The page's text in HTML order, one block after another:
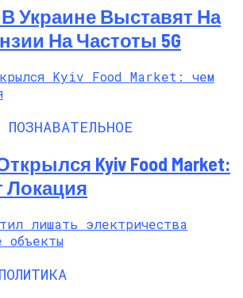
В Украине Выставят На
На Частоты 5G
Kyiv Food Market:
Локация